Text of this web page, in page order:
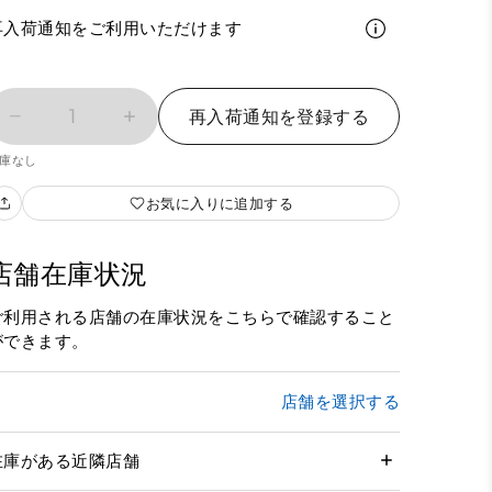
入荷通知をご利用いただけます
1 再入荷通知を登録する
なし
お気に入りに追加する
舗在庫状況
利用される店舗の在庫状況をこちらで確認すること
きます。
店舗を選択する
庫がある近隣店舗